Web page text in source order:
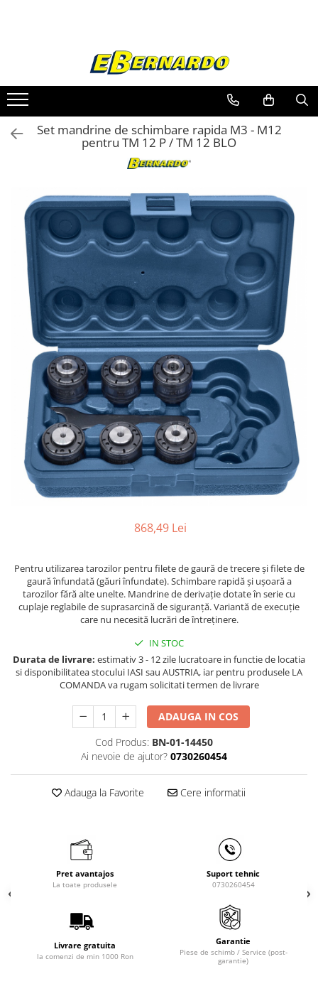
Prelucrare metal
Fierastraie pentru metal
Ferastraie mobile pentru metal
Fierastraie prelucrare metal
Ferastraie orizontale pentru metal
Ferastraie circulare pentru metal
Dispozitive de sudare pentru panze
panglica
Ferastraie automate cu banda si
doua coloane
Ferastraie metal cu banda si taiere
dubla semiautomate
Ferastraie prelucrare metal cu
banda si taiere dubla
Ferastraie verticale
Strunguri pentru metal
Strunguri CNC
Strunguri cu cutie de viteze
Strunguri cu surub de ghidare
Strunguri de precizie
Strunguri metal cu freza
Strunguri universale
Strunguri universale cu afisaj
digital
si coloana
Masini de gaurit cu angrenaj, masa
si coloana
Masini de gaurit cu coloana
Masini de gaurit cu coloana si cap
de actionare
Masini de gaurit cu coloana si
curea de distributie
Masini de gaurit cu masa
Masini de gaurit cu stand si
Masini de gaurit radiale
Masini de gaurit si frezat
Masini de gaurit cu freza
Centre de prelucrare verticale CNC
Masini de frezat cu batiu
Masini de frezat multifunctionale
Masini de frezat universale SERVO
Masini de frezat verticale
Masini de slefuit metal
Masini de ascutit burghie
Set mandrine de schimbare rapida M3 - M12
pentru TM 12 P / TM 12 BLO
868,49 Lei
Pentru utilizarea tarozilor pentru filete de gaură de trecere şi filete de
gaură înfundată (găuri înfundate). Schimbare rapidă şi uşoară a
tarozilor fără alte unelte. Mandrine de derivaţie dotate în serie cu
cuplaje reglabile de suprasarcină de siguranţă. Variantă de execuţie
care nu necesită lucrări de întreţinere.
IN STOC
Durata de livrare: estimativ 3 - 12 zile lucratoare in functie de locatia
si disponibilitatea stocului IASI sau AUSTRIA, iar pentru produsele LA
COMANDA va rugam solicitati termen de livrare
ADAUGA IN COS
Cod Produs: BN-01-14450
Ai nevoie de ajutor? 0730260454
Adauga la Favorite Cere informatii
Pret avantajos
La toate produsele
Suport tehnic
0730260454
Livrare gratuita
la comenzi de min 1000 Ron
Garantie
Piese de schimb / Service (post-
garantie)